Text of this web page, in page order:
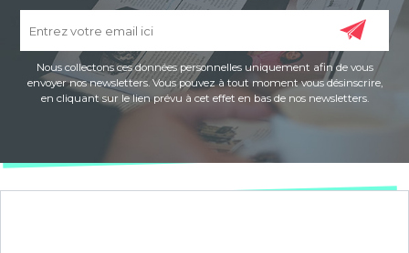
Nous collectons ces données personnelles uniquement afin de vous
envoyer nos newsletters. Vous pouvez à tout moment vous désinscrire,
en cliquant sur le lien prévu à cet effet en bas de nos newsletters.